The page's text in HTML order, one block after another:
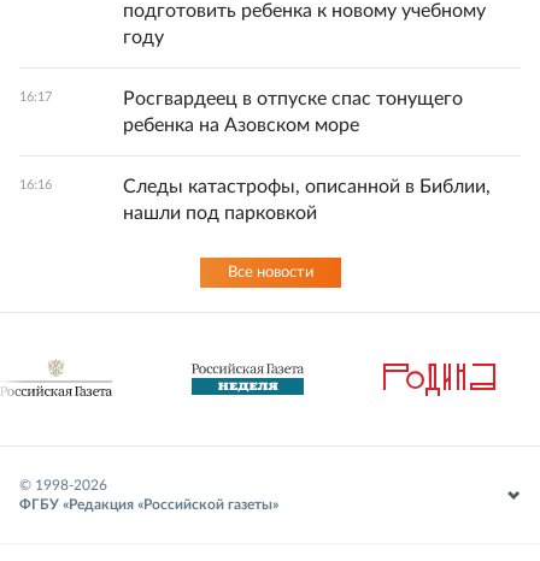
подготовить ребенка к новому учебному
году
16:17
Росгвардеец в отпуске спас тонущего
ребенка на Азовском море
16:16
Следы катастрофы, описанной в Библии,
нашли под парковкой
Все новости
© 1998-2026
ФГБУ «Редакция «Российской газеты»